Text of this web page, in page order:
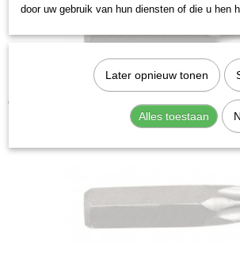
Kraftwerk 2035T45 Krachtbit Torx T 45
€ 3,28
door uw gebruik van hun diensten of die u hen
Later opnieuw tonen
Alles toestaan